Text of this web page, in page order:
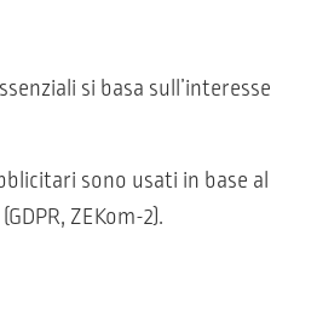
si basa sull’interesse
sono usati in base al
ZEKom-2).